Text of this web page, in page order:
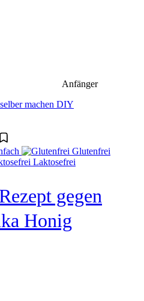
Anfänger
Glutenfrei
Laktosefrei
gegen
Honig